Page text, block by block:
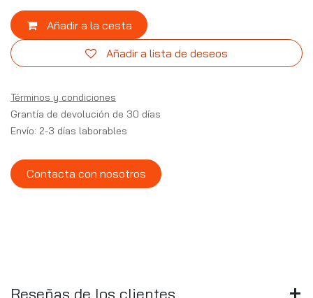
Añadir a la cesta
Añadir a lista de deseos
Términos y condiciones
Grantía de devolución de 30 días
Envío: 2-3 días laborables
Contacta con nosotros
Reseñas de los clientes